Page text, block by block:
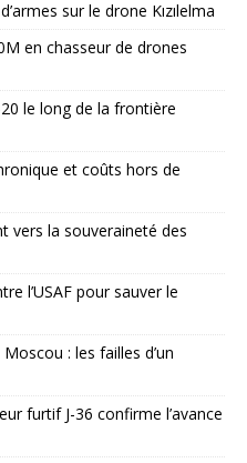
sur le drone Kızılelma
en chasseur de drones
le long de la frontière
et coûts hors de
vers la souveraineté des
l’USAF pour sauver le
: les failles d’un
furtif J-36 confirme l’avance